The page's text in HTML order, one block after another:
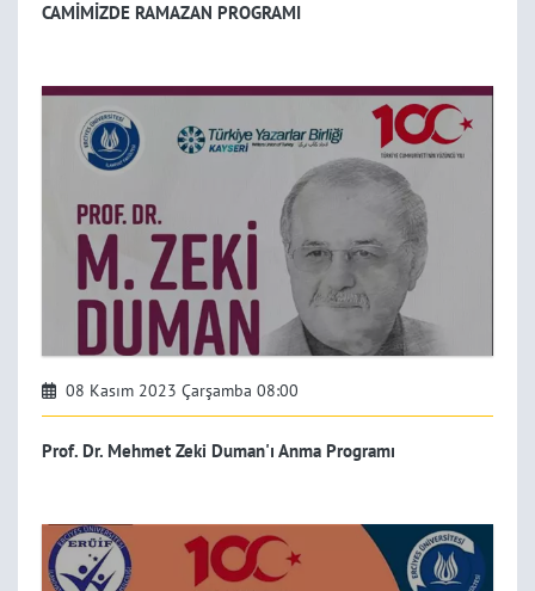
CAMİMİZDE RAMAZAN PROGRAMI
08 Kasım 2023 Çarşamba 08:00
Prof. Dr. Mehmet Zeki Duman'ı Anma Programı